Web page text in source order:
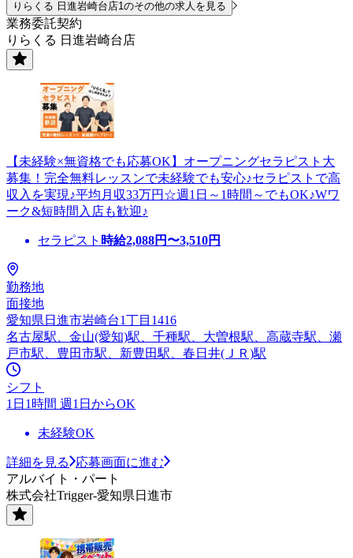
りらくる 日進岩崎台店1のその他の求人を見る
業務委託契約
りらくる 日進岩崎台店
【未経験×無資格でも応募OK】オープニングセラピスト大
募集！完全無料レッスンで未経験でも安心♪セラピストで高
収入を実現♪平均月収33万円☆週1日～1時間～でもOK♪Wワ
ーク&短時間入店も歓迎♪
セラピスト 時給2,088円〜3,510円
勤務地
面接地
愛知県日進市岩崎台1丁目1416
名古屋駅、金山(愛知)駅、千種駅、大曽根駅、高蔵寺駅、瀬
戸市駅、豊田市駅、新豊田駅、春日井(ＪＲ)駅
シフト
1日1時間 週1日からOK
未経験OK
詳細を見る
応募画面に進む
アルバイト・パート
株式会社Trigger-愛知県日進市